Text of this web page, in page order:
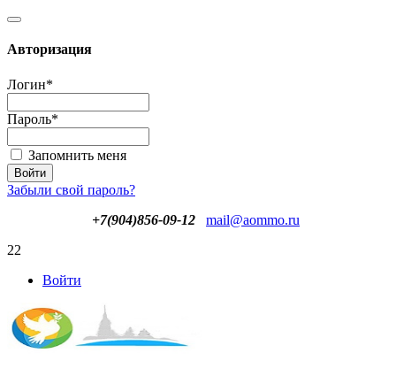
Авторизация
Логин*
Пароль*
Запомнить меня
Забыли свой пароль?
+7(904)856-09-12
mail@aommo.ru
22
Войти